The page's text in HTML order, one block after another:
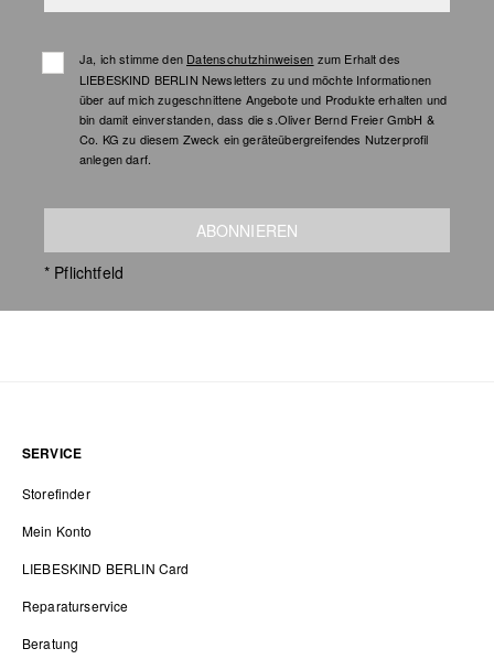
Ja, ich stimme den Datenschutzhinweisen zum Erhalt des
LIEBESKIND BERLIN Newsletters zu und möchte Informationen
über auf mich zugeschnittene Angebote und Produkte erhalten und
bin damit einverstanden, dass die s.Oliver Bernd Freier GmbH &
Co. KG zu diesem Zweck ein geräteübergreifendes Nutzerprofil
anlegen darf.
ABONNIEREN
* Pflichtfeld
SERVICE
Storefinder
Mein Konto
LIEBESKIND BERLIN Card
Reparaturservice
Beratung